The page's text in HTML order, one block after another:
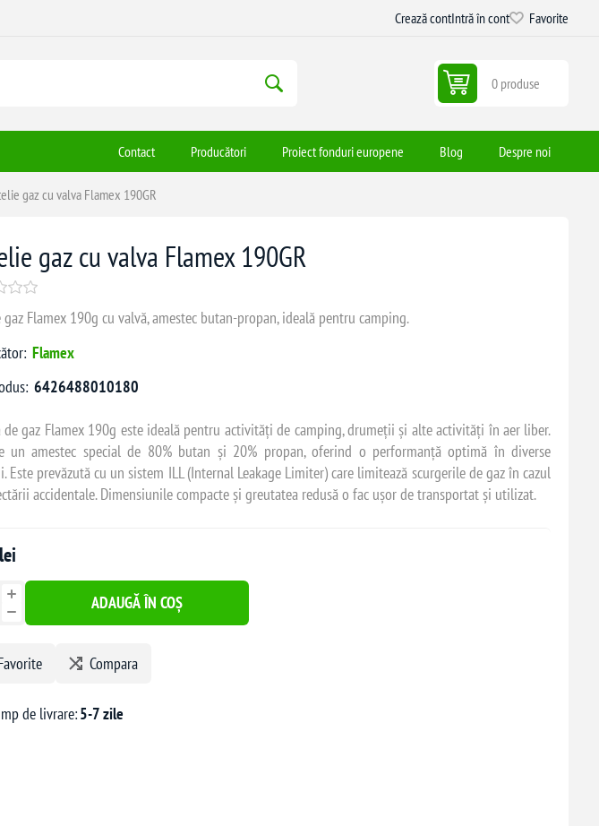
Crează contIntră în cont Favorite
0 produse
Contact Producători Proiect fonduri europene Blog Despre noi
gaz cu valva Flamex 190GR
gaz cu valva Flamex 190GR
gaz Flamex 190g cu valvă, amestec butan-propan, ideală pentru camping.
Flamex
6426488010180
de gaz Flamex 190g este ideală pentru activități de camping, drumeții și alte activități în aer liber.
un amestec special de 80% butan și 20% propan, oferind o performanță optimă în diverse
Este prevăzută cu un sistem ILL (Internal Leakage Limiter) care limitează scurgerile de gaz în cazul
accidentale. Dimensiunile compacte și greutatea redusă o fac ușor de transportat și utilizat.
ADAUGĂ ÎN COȘ
Compara
de livrare:5-7 zile